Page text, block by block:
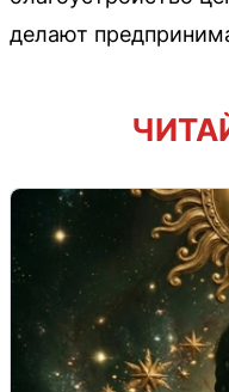
делают